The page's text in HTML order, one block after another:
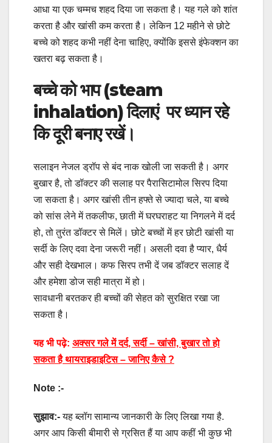
आधा या एक चम्मच शहद दिया जा सकता है। यह गले को शांत
करता है और खांसी कम करता है। लेकिन 12 महीने से छोटे
बच्चे को शहद कभी नहीं देना चाहिए, क्योंकि इससे इंफेक्शन का
खतरा बढ़ सकता है।
बच्चे को भाप (steam
inhalation) दिलाएं पर ध्यान रहे
कि दूरी बनाए रखें।
सलाइन नेजल ड्रॉप से बंद नाक खोली जा सकती है। अगर
बुखार है, तो डॉक्टर की सलाह पर पैरासिटामोल सिरप दिया
जा सकता है। अगर खांसी तीन हफ्ते से ज्यादा चले, या बच्चे
को सांस लेने में तकलीफ, छाती में घरघराहट या निगलने में दर्द
हो, तो तुरंत डॉक्टर से मिलें। छोटे बच्चों में हर छोटी खांसी या
सर्दी के लिए दवा देना जरूरी नहीं। असली दवा है प्यार, धैर्य
और सही देखभाल। कफ सिरप तभी दें जब डॉक्टर सलाह दें
और हमेशा डोज सही मात्रा में हो।
सावधानी बरतकर ही बच्चों की सेहत को सुरक्षित रखा जा
सकता है।
यह भी पढ़े: अक्सर गले में दर्द, सर्दी – खांसी, बुखार तो हो
सकता है थायराइडाइटिस – जानिए कैसे ?
Note :-
सुझाव:-यह ब्लॉग सामान्य जानकारी के लिए लिखा गया है.
अगर आप किसी बीमारी से ग्रसित हैं या आप कहीं भी कुछ भी